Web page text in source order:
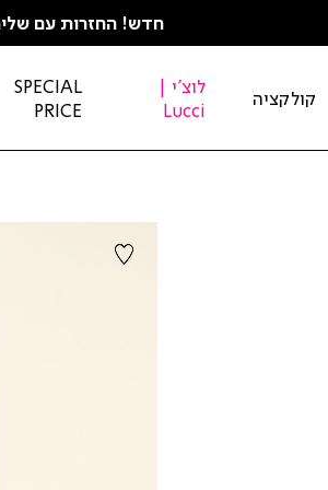
חדש! החזרות עם
קולקציה
לוצ'י |
Lucci
SPECIAL
PRICE